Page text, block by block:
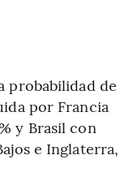
probabilidad de
por Francia
y Brasil con
e Inglaterra,